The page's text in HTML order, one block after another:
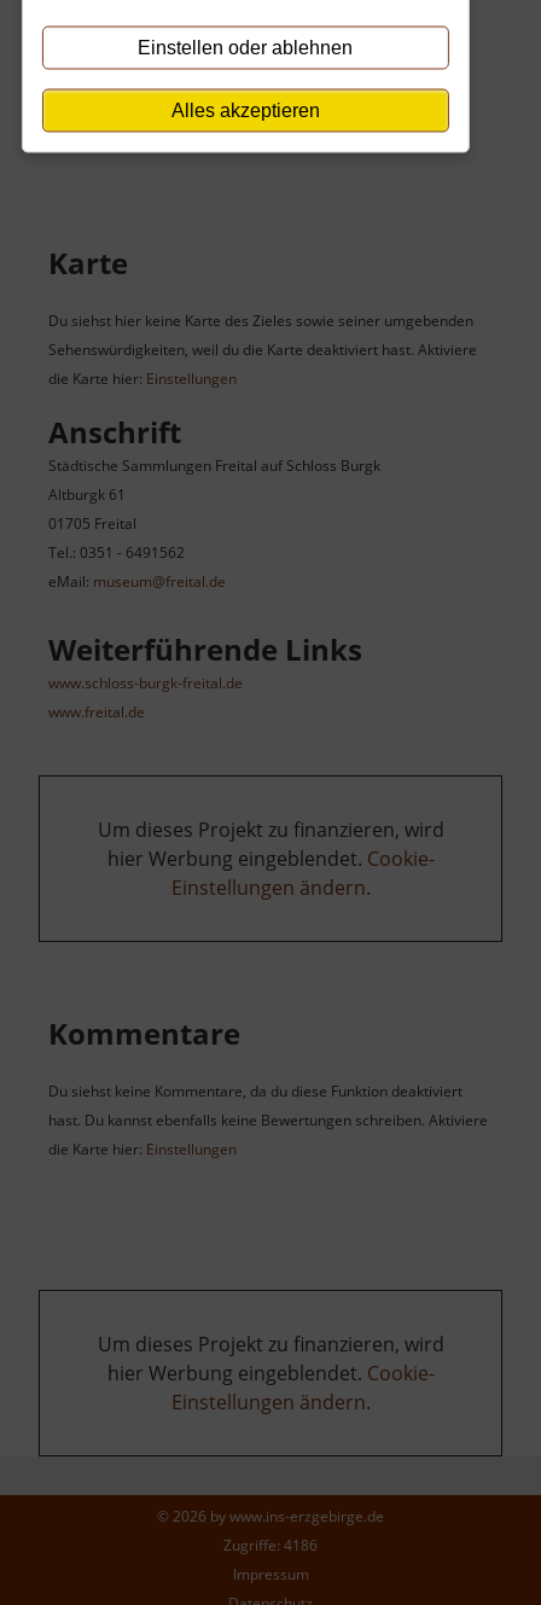
Einstellen oder ablehnen
Alles akzeptieren
13:30 Uhr und 14:30 Uhr
erster Sonntag im Monat
11:00 Uhr, 12:00 Uhr, 13:30 Uhr, 14:30 Uhr und 15:30 Uhr
Karte
Du siehst hier keine Karte des Zieles sowie seiner umgebenden
Sehenswürdigkeiten, weil du die Karte deaktiviert hast. Aktiviere
die Karte hier: Einstellungen
Anschrift
Städtische Sammlungen Freital auf Schloss Burgk
Altburgk 61
01705 Freital
Tel.: 0351 - 6491562
eMail: museum@freital.de
Weiterführende Links
www.schloss-burgk-freital.de
www.freital.de
Um dieses Projekt zu finanzieren, wird
hier Werbung eingeblendet. Cookie-
Einstellungen ändern.
Kommentare
Du siehst keine Kommentare, da du diese Funktion deaktiviert
hast. Du kannst ebenfalls keine Bewertungen schreiben. Aktiviere
die Karte hier: Einstellungen
Um dieses Projekt zu finanzieren, wird
hier Werbung eingeblendet. Cookie-
Einstellungen ändern.
© 2026 bywww.ins-erzgebirge.de
Zugriffe: 4186
Impressum